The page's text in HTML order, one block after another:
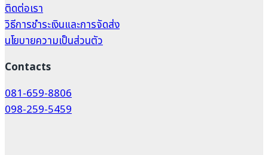
ติดต่อเรา
วิธีการชำระเงินและการจัดส่ง
นโยบายความเป็นส่วนตัว
Contacts
081-659-8806
098-259-5459